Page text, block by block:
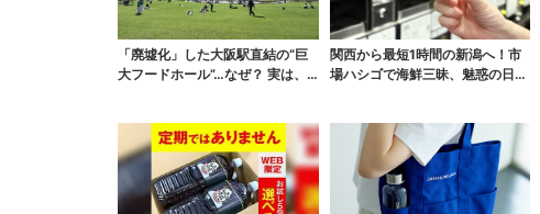
「廃墟化」した大阪駅直結の“巨
大フードホール”…なぜ？ 実は、
関西から最短1時間の新潟へ！市
場ハシゴで海鮮三昧、魅惑の日本